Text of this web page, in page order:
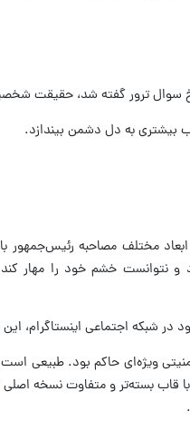
ابعاد مختلف مصاحبه رئیس‌جمهور
و نتوانست خشم خود را مهار
شبکه اجتماعی اینستاگرام،
ویژه‌ای حاکم بود. طبیعی
با قاب بسته‌تر و متفاوت نسخه